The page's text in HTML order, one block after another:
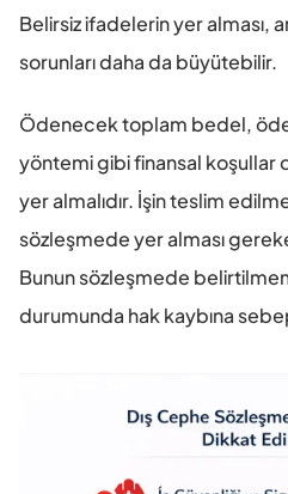
Belirsiz ifadelerin yer alması,
sorunları daha da büyütebilir.
Ödenecek toplam bedel,
yöntemi gibi finansal koşullar
yer almalıdır. İşin teslim
sözleşmede yer alması
Bunun sözleşmede
durumunda hak kaybına